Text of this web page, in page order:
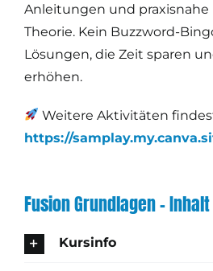
Anleitungen und
Theorie. Kein Buzzword-
Lösungen, die Zeit sparen
erhöhen.
Weitere Aktivitäten
https://
Fusion Grundlagen – Inhalt
Kursinfo